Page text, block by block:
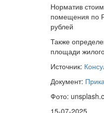
Норматив
помещения по
рублей
Также
площади
Источник:
Документ:
Фото:
15-07-2025